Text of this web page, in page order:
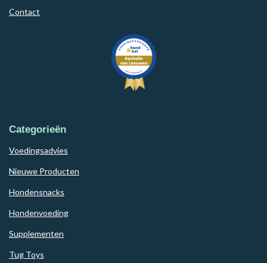
Contact
Categorieën
Voedingsadvies
Nieuwe Producten
Hondensnacks
Hondenvoeding
Supplementen
Tug Toys